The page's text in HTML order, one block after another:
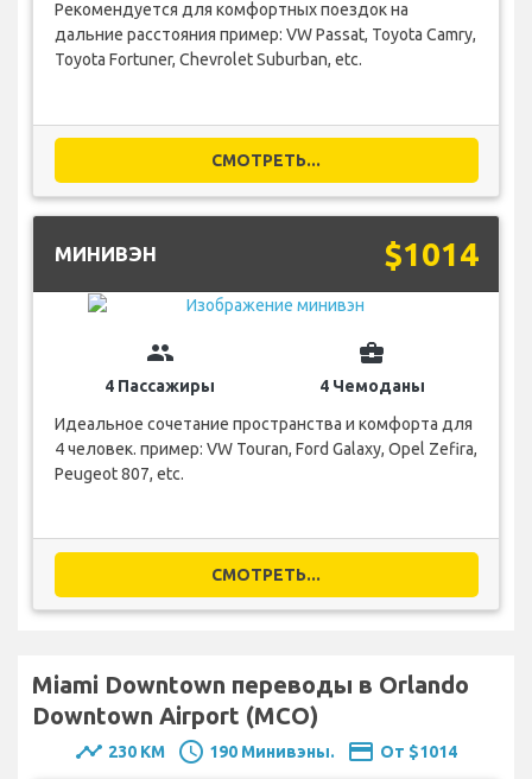
Рекомендуется для комфортных поездок на
дальние расстояния пример: VW Passat, Toyota Camry,
Toyota Fortuner, Chevrolet Suburban, etc.
СМОТРЕТЬ...
МИНИВЭН $1014
group
4 Пассажиры
business_center
4 Чемоданы
Идеальное сочетание пространства и комфорта для
4 человек. пример: VW Touran, Ford Galaxy, Opel Zefira,
Peugeot 807, etc.
СМОТРЕТЬ...
Miami Downtown переводы в Orlando
Downtown Airport (MCO)
timeline 230 KM schedule 190 Минивэны. payment От $1014